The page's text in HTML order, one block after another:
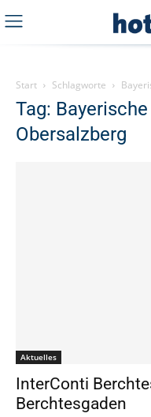
Start Schlagworte
Tag:
Obersalzberg
Aktuelles
InterConti
Berchtesgaden